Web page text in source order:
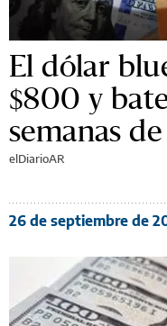
El dólar
$800 y
semanas
elDiarioAR
26 de septiembre de